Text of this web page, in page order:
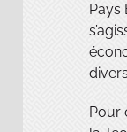
Pays
Pour